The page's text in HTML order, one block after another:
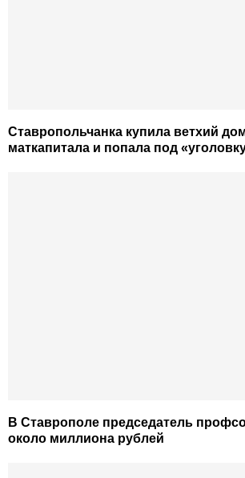
Ставропольчанка купила ветхий
маткапитала и попала под
В Ставрополе председатель
около миллиона рублей